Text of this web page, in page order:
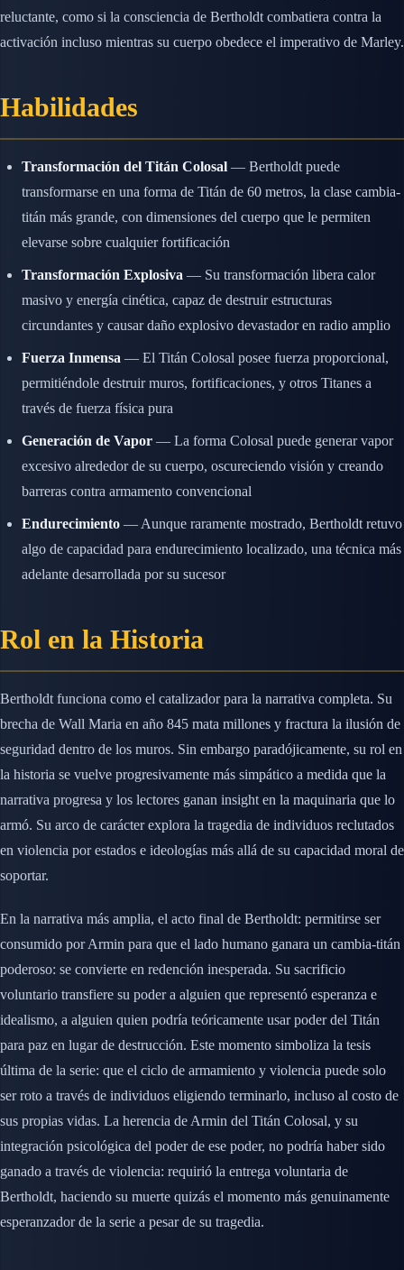
reluctante, como si la consciencia de Bertholdt combatiera contra la
activación incluso mientras su cuerpo obedece el imperativo de Marley.
Habilidades
Transformación del Titán Colosal — Bertholdt puede
transformarse en una forma de Titán de 60 metros, la clase cambia-
titán más grande, con dimensiones del cuerpo que le permiten
elevarse sobre cualquier fortificación
Transformación Explosiva — Su transformación libera calor
masivo y energía cinética, capaz de destruir estructuras
circundantes y causar daño explosivo devastador en radio amplio
Fuerza Inmensa — El Titán Colosal posee fuerza proporcional,
permitiéndole destruir muros, fortificaciones, y otros Titanes a
través de fuerza física pura
Generación de Vapor — La forma Colosal puede generar vapor
excesivo alrededor de su cuerpo, oscureciendo visión y creando
barreras contra armamento convencional
Endurecimiento — Aunque raramente mostrado, Bertholdt retuvo
algo de capacidad para endurecimiento localizado, una técnica más
adelante desarrollada por su sucesor
Rol en la Historia
Bertholdt funciona como el catalizador para la narrativa completa. Su
brecha de Wall Maria en año 845 mata millones y fractura la ilusión de
seguridad dentro de los muros. Sin embargo paradójicamente, su rol en
la historia se vuelve progresivamente más simpático a medida que la
narrativa progresa y los lectores ganan insight en la maquinaria que lo
armó. Su arco de carácter explora la tragedia de individuos reclutados
en violencia por estados e ideologías más allá de su capacidad moral de
soportar.
En la narrativa más amplia, el acto final de Bertholdt: permitirse ser
consumido por Armin para que el lado humano ganara un cambia-titán
poderoso: se convierte en redención inesperada. Su sacrificio
voluntario transfiere su poder a alguien que representó esperanza e
idealismo, a alguien quien podría teóricamente usar poder del Titán
para paz en lugar de destrucción. Este momento simboliza la tesis
última de la serie: que el ciclo de armamiento y violencia puede solo
ser roto a través de individuos eligiendo terminarlo, incluso al costo de
sus propias vidas. La herencia de Armin del Titán Colosal, y su
integración psicológica del poder de ese poder, no podría haber sido
ganado a través de violencia: requirió la entrega voluntaria de
Bertholdt, haciendo su muerte quizás el momento más genuinamente
esperanzador de la serie a pesar de su tragedia.